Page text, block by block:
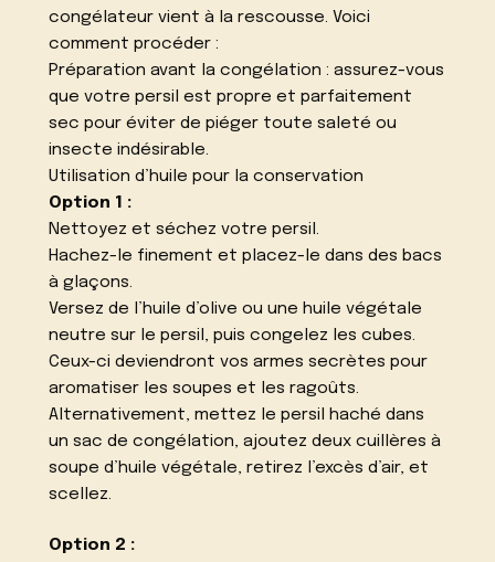
congélateur vient à la rescousse. Voici
comment procéder :
Préparation avant la congélation : assurez-vous
que votre persil est propre et parfaitement
sec pour éviter de piéger toute saleté ou
insecte indésirable.
Utilisation d’huile pour la conservation
Option 1 :
Nettoyez et séchez votre persil.
Hachez-le finement et placez-le dans des bacs
à glaçons.
Versez de l’huile d’olive ou une huile végétale
neutre sur le persil, puis congelez les cubes.
Ceux-ci deviendront vos armes secrètes pour
aromatiser les soupes et les ragoûts.
Alternativement, mettez le persil haché dans
un sac de congélation, ajoutez deux cuillères à
soupe d’huile végétale, retirez l’excès d’air, et
scellez.
Option 2 :